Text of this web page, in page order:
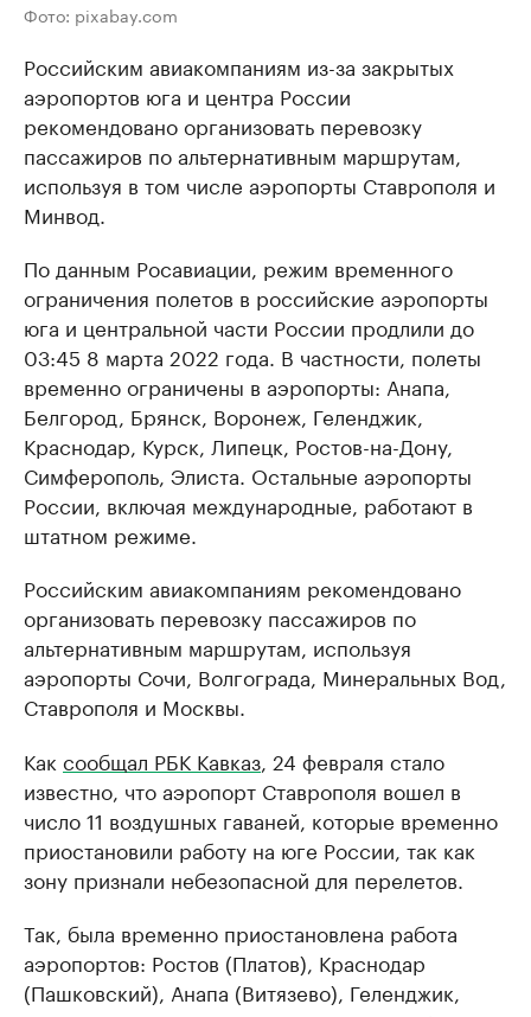
Фото: pixabay.com
Российским авиакомпаниям из-за закрытых
аэропортов юга и центра России
рекомендовано организовать перевозку
пассажиров по альтернативным маршрутам,
используя в том числе аэропорты Ставрополя и
Минвод.
По данным Росавиации, режим временного
ограничения полетов в российские аэропорты
юга и центральной части России продлили до
03:45 8 марта 2022 года. В частности, полеты
временно ограничены в аэропорты: Анапа,
Белгород, Брянск, Воронеж, Геленджик,
Краснодар, Курск, Липецк, Ростов-на-Дону,
Симферополь, Элиста. Остальные аэропорты
России, включая международные, работают в
штатном режиме.
Российским авиакомпаниям рекомендовано
организовать перевозку пассажиров по
альтернативным маршрутам, используя
аэропорты Сочи, Волгограда, Минеральных Вод,
Ставрополя и Москвы.
Как сообщал РБК Кавказ, 24 февраля стало
известно, что аэропорт Ставрополя вошел в
число 11 воздушных гаваней, которые временно
приостановили работу на юге России, так как
зону признали небезопасной для перелетов.
Так, была временно приостановлена работа
аэропортов: Ростов (Платов), Краснодар
(Пашковский), Анапа (Витязево), Геленджик,